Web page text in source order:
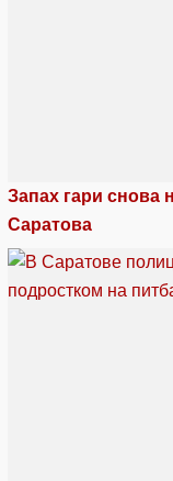
Запах гари снова
Саратова